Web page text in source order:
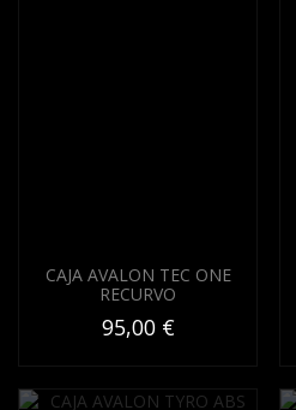
CAJA AVALON TEC ONE
RECURVO
95,00 €